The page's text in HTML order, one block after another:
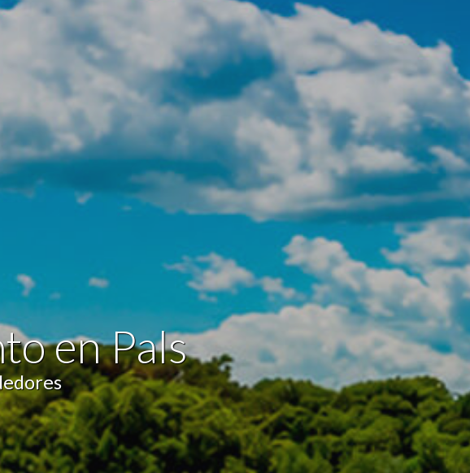
en Pals
con la finalidad de
la aceptación de la
su navegador
disco duro, aunque
de navegación
de los usuarios de este
se utiliza en la
de navegación de
de los datos de uso
de preferencia
para ofrecer una mejor
las preferencias y
continuada de sus
hábitos de navegación
de navegación del